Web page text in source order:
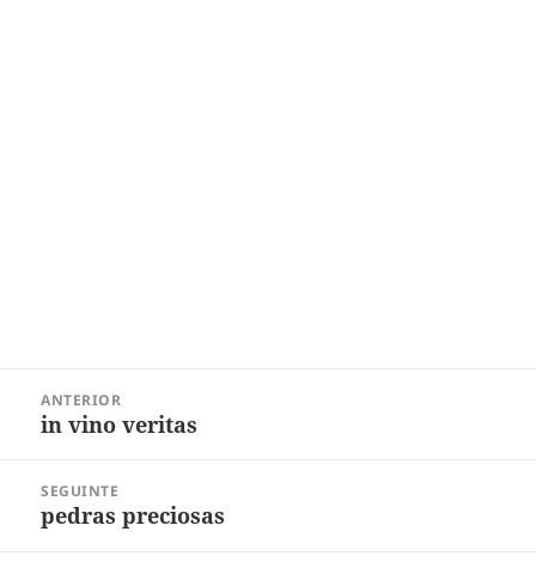
ANTERIOR
Post
in vino veritas
SEGUINTE
Próximo
pedras preciosas